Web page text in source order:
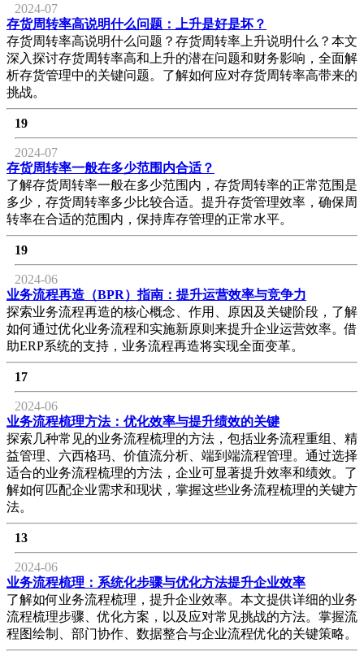
2024-07
存货周转率高说明什么问题：上升是好是坏？
存货周转率高说明什么问题？存货周转率上升说明什么？本文
深入探讨存货周转率高和上升的潜在问题和财务影响，全面解
析存货管理中的关键问题。了解如何应对存货周转率高带来的
挑战。
19
2024-07
存货周转率一般在多少范围内合适？
了解存货周转率一般在多少范围内，存货周转率的正常范围是
多少，存货周转率多少比较合适。提升存货管理效率，确保周
转率在合适的范围内，保持库存管理的正常水平。
19
2024-06
业务流程再造（BPR）指南：提升运营效率与竞争力
探索业务流程再造的核心概念、作用、原因及关键阶段，了解
如何通过优化业务流程和实施新原则来提升企业运营效率。借
助ERP系统的支持，业务流程再造将实现全面变革。
17
2024-06
业务流程梳理方法：优化效率与提升绩效的关键
探索几种常见的业务流程梳理的方法，包括业务流程重组、精
益管理、六西格玛、价值流分析、端到端流程管理。通过选择
适合的业务流程梳理的方法，企业可显著提升效率和绩效。了
解如何匹配企业需求和现状，掌握这些业务流程梳理的关键方
法。
13
2024-06
业务流程梳理：系统化步骤与优化方法提升企业效率
了解如何业务流程梳理，提升企业效率。本文提供详细的业务
流程梳理步骤、优化方案，以及应对常见挑战的方法。掌握流
程图绘制、部门协作、数据整合与企业流程优化的关键策略。